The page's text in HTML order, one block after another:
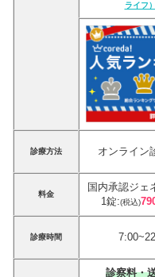
ライフ）
診療方法 オンライン
料金
国内承認ジェ
1錠:(税込)
診療時間
診察料・